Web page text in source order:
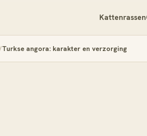
Kattenrassen
Turkse angora: karakter en verzorging